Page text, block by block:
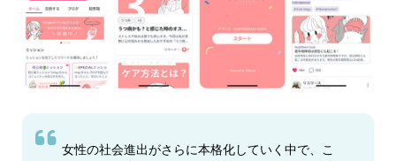
女性の社会進出がさらに本格化していく中で、こ